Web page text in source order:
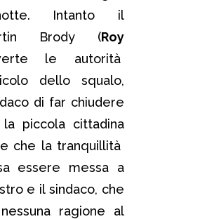
Intanto il
Brody (Roy
le autorità
dello squalo,
di far chiudere
piccola cittadina
che la tranquillità
essere messa a
e il sindaco, che
ragione al